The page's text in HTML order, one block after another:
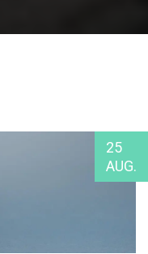
25
AUG.